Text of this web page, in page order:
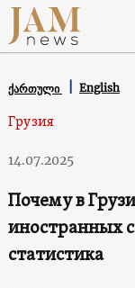
ქართული English
Грузия
14.07.2025
Почему в
иностранных
статистика